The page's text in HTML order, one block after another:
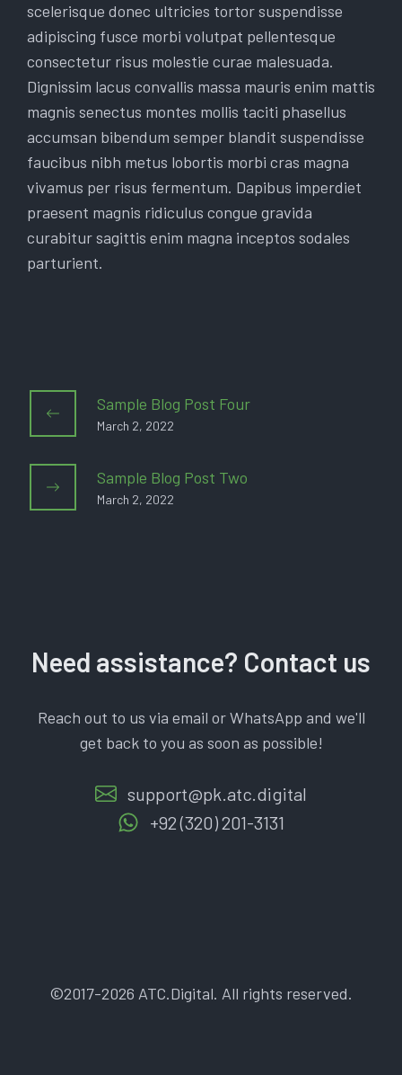
scelerisque donec ultricies tortor suspendisse
adipiscing fusce morbi volutpat pellentesque
consectetur risus molestie curae malesuada.
Dignissim lacus convallis massa mauris enim mattis
magnis senectus montes mollis taciti phasellus
accumsan bibendum semper blandit suspendisse
faucibus nibh metus lobortis morbi cras magna
vivamus per risus fermentum. Dapibus imperdiet
praesent magnis ridiculus congue gravida
curabitur sagittis enim magna inceptos sodales
parturient.
Sample Blog Post Four
March 2, 2022
Sample Blog Post Two
March 2, 2022
Need assistance? Contact us
Reach out to us via email or WhatsApp and we'll
get back to you as soon as possible!
support@pk.atc.digital
+92 (320) 201-3131
©2017-2026 ATC.Digital. All rights reserved.